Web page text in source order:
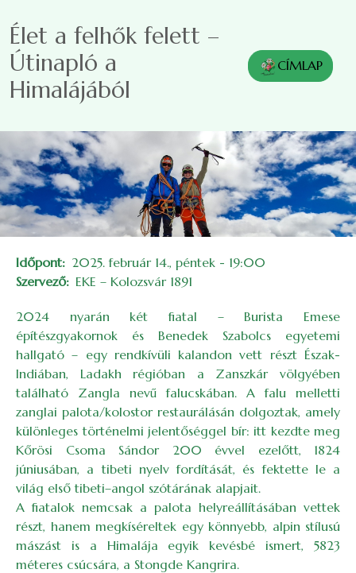
Élet a felhők felett –
Útinapló a
Himalájából
CÍMLAP
Időpont
2025. február 14., péntek - 19:00
Szervező
EKE – Kolozsvár 1891
2024 nyarán két fiatal – Burista Emese
építészgyakornok és Benedek Szabolcs egyetemi
hallgató – egy rendkívüli kalandon vett részt Észak-
Indiában, Ladakh régióban a Zanszkár völgyében
található Zangla nevű falucskában. A falu melletti
zanglai palota/kolostor restaurálásán dolgoztak, amely
különleges történelmi jelentőséggel bír: itt kezdte meg
Kőrösi Csoma Sándor 200 évvel ezelőtt, 1824
júniusában, a tibeti nyelv fordítását, és fektette le a
világ első tibeti–angol szótárának alapjait.
A fiatalok nemcsak a palota helyreállításában vettek
részt, hanem megkíséreltek egy könnyebb, alpin stílusú
mászást is a Himalája egyik kevésbé ismert, 5823
méteres csúcsára, a Stongde Kangrira.